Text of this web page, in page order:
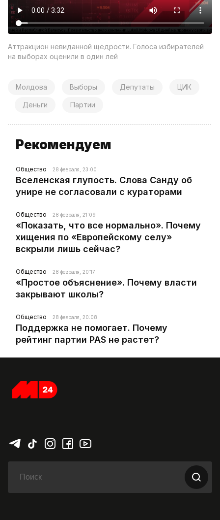
Аттракцион невиданной щедрости. Голоса избирателей
на выборах оценили в один лей
Молдова Выборы Депутаты ЦИК
Деньги Партии
Рекомендуем
Общество 28 февраля, 23:00
Вселенская глупость. Слова Санду об
унире не согласовали с кураторами
Общество 28 февраля, 21:09
«Показать, что все нормально». Почему
хищения по «Европейскому селу»
вскрыли лишь сейчас?
Общество 28 февраля, 20:17
«Простое объяснение». Почему власти
закрывают школы?
Общество 28 февраля, 20:08
Поддержка не помогает. Почему
рейтинг партии PAS не растет?